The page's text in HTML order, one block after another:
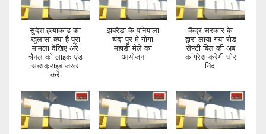
सुदेश हत्याकांड का
खुलासा क्या है पूरा
मामला देखिए अरे
चैनल को लाइक एंड
सब्सक्राइब जरूर
करें
झबरेड़ा के पनियाला
चंदा पुर मे गोगा
महाडी मेले का
आयोजन
केंद्र सरकार के
द्वारा लाया गया रोड
सेफ्टी बिल की अब
कांग्रेस करेगी घोर
निंदा